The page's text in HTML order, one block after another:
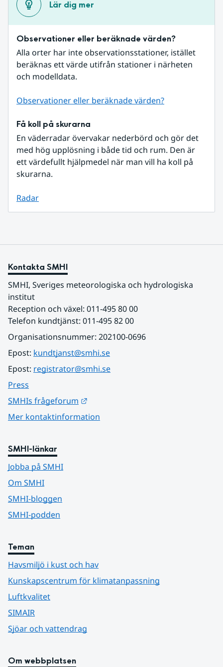
Lär dig mer
Observationer eller beräknade värden?
Alla orter har inte observationsstationer, istället
beräknas ett värde utifrån stationer i närheten
och modelldata.
Observationer eller beräknade värden?
Få koll på skurarna
En väderradar övervakar nederbörd och gör det
med hög upplösning i både tid och rum. Den är
ett värdefullt hjälpmedel när man vill ha koll på
skurarna.
Radar
Kontakta SMHI
SMHI, Sveriges meteorologiska och hydrologiska
institut
Reception och växel: 011-495 80 00
Telefon kundtjänst: 011-495 82 00
Organisationsnummer: 202100-0696
Epost: kundtjanst@smhi.se
Epost: registrator@smhi.se
Press
SMHIs frågeforum
Mer kontaktinformation
SMHI-länkar
Jobba på SMHI
Om SMHI
SMHI-bloggen
SMHI-podden
Teman
Havsmiljö i kust och hav
Kunskapscentrum för klimatanpassning
Luftkvalitet
SIMAIR
Sjöar och vattendrag
Om webbplatsen